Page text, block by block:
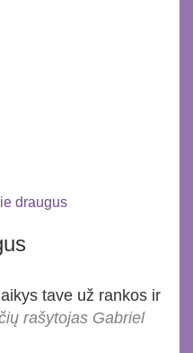
draugus
tave už rankos ir
rašytojas Gabriel